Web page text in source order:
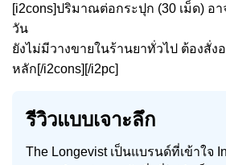
[i2cons]ปริมาณต่อกระปุก (30 เม็ด) อ
วัน
ยังไม่มีวางขายในร้านยาทั่วไป ต้องสั่ง
หลัก[/i2cons][/i2pc]
รีวิวแบบเจาะลึก
The Longevist เป็นแบรนด์ที่เข้าใจ